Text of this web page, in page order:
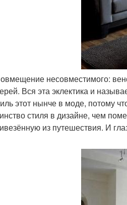
несовместимого:
Вся эта эклектика и
этот нынче в моде, потому
стиля в дизайне, чем
из путешествия. И